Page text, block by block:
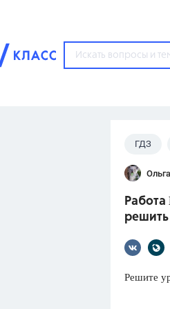
Популярные темы
ГДЗ
ОГЭ
ГДЗ
решить
Решите